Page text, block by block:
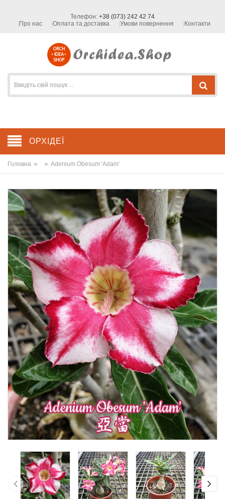
Телефон: +38 (073) 242 42 74
Про нас
Оплата та доставка Умови повернення Контакти
ОРХІДЕЇ
Головна » » Adenium Obesum 'Adam'